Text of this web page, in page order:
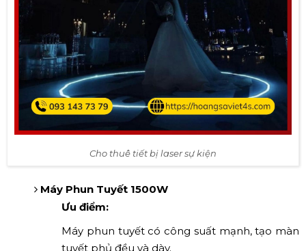
Cho thuê tiết bị laser sự kiện
Máy Phun Tuyết 1500W
Ưu điểm:
Máy phun tuyết có công suất mạnh, tạo màn
tuyết phủ đều và dày.